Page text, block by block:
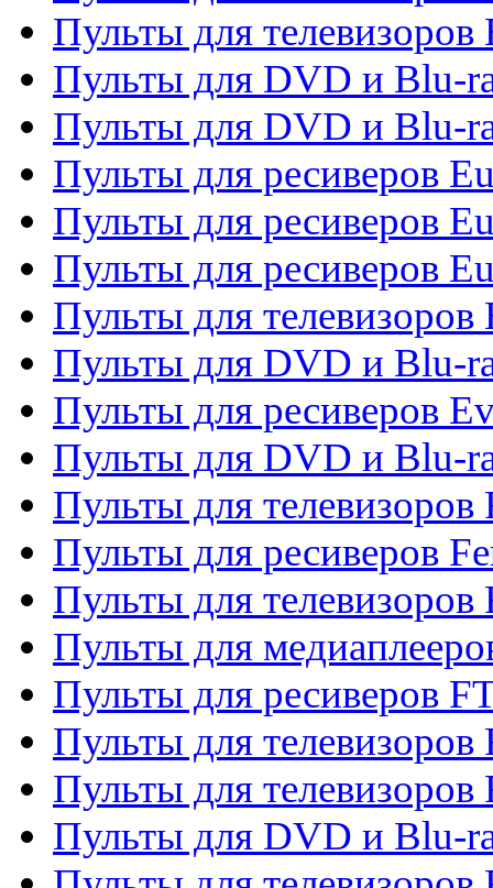
Пульты для телевизоров
Пульты для DVD и Blu-
Пульты для DVD и Blu-
Пульты для ресиверов
Пульты для ресиверов
Пульты для ресиверов
Пульты для телевизоров
Пульты для DVD и Blu-
Пульты для ресиверов
Пульты для DVD и Blu-
Пульты для телевизоров
Пульты для ресиверов
Пульты для
Пульты для
Пульты для ресиверов
Пульты для телевизоров
Пульты для телевизоров
Пульты для DVD и Blu-